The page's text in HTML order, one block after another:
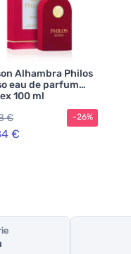
Alhambra Philos
eau de parfum
100 ml
€
€
-26%